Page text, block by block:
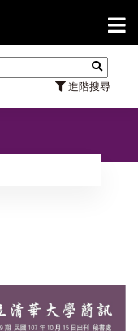
進階搜尋
【